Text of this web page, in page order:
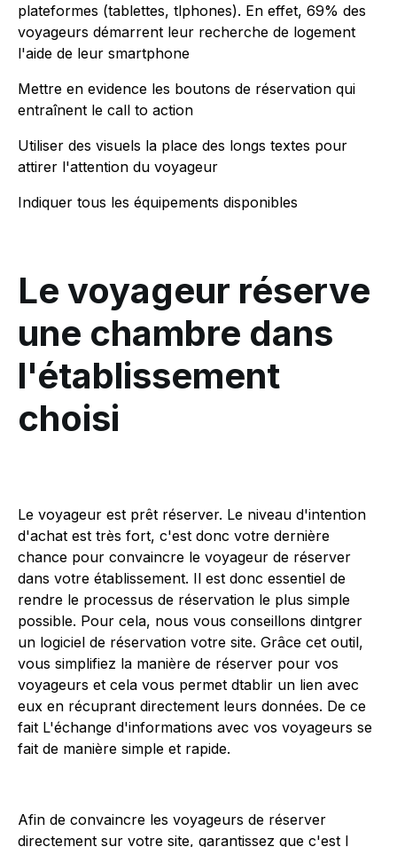
plateformes (tablettes, tlphones). En effet, 69% des
voyageurs démarrent leur recherche de logement
l'aide de leur smartphone
Mettre en evidence les boutons de réservation qui
entraînent le call to action
Utiliser des visuels la place des longs textes pour
attirer l'attention du voyageur
Indiquer tous les équipements disponibles
Le voyageur réserve
une chambre dans
l'établissement
choisi
Le voyageur est prêt réserver. Le niveau d'intention
d'achat est très fort, c'est donc votre dernière
chance pour convaincre le voyageur de réserver
dans votre établissement. Il est donc essentiel de
rendre le processus de réservation le plus simple
possible. Pour cela, nous vous conseillons dintgrer
un logiciel de réservation votre site. Grâce cet outil,
vous simplifiez la manière de réserver pour vos
voyageurs et cela vous permet dtablir un lien avec
eux en récuprant directement leurs données. De ce
fait L'échange d'informations avec vos voyageurs se
fait de manière simple et rapide.
Afin de convaincre les voyageurs de réserver
directement sur votre site, garantissez que c'est l